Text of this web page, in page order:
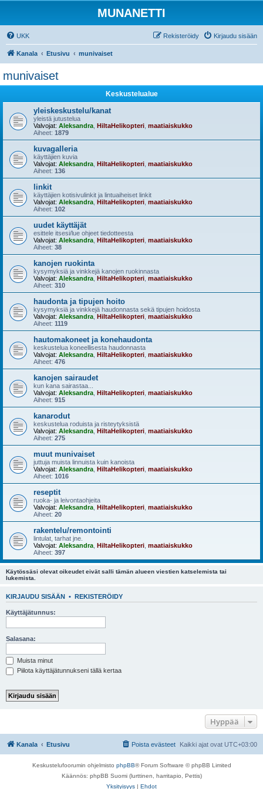
MUNANETTI
UKK Kirjaudu sisään
Rekisteröidy
Kanala Etusivu munivaiset
munivaiset
Keskustelualue
yleiskeskustelu/kanat
yleistä jutustelua
Valvojat: Aleksandra HiltaHelikopteri maatiaiskukko
Aiheet: 1879
kuvagalleria
käyttäjien kuvia
Valvojat: Aleksandra HiltaHelikopteri maatiaiskukko
Aiheet: 136
linkit
käyttäjien kotisivulinkit ja lintuaiheiset linkit
Valvojat: Aleksandra HiltaHelikopteri maatiaiskukko
Aiheet: 102
uudet käyttäjät
esittele itsesi/lue ohjeet tiedotteesta
Valvojat: Aleksandra HiltaHelikopteri maatiaiskukko
Aiheet: 38
kanojen ruokinta
kysymyksiä ja vinkkejä kanojen ruokinnasta
Valvojat: Aleksandra HiltaHelikopteri maatiaiskukko
Aiheet: 310
haudonta ja tipujen hoito
kysymyksiä ja vinkkejä haudonnasta sekä tipujen hoidosta
Valvojat: Aleksandra HiltaHelikopteri maatiaiskukko
Aiheet: 1119
hautomakoneet ja konehaudonta
keskustelua koneellisesta haudonnasta
Valvojat: Aleksandra HiltaHelikopteri maatiaiskukko
Aiheet: 476
kanojen sairaudet
kun kana sairastaa...
Valvojat: Aleksandra HiltaHelikopteri maatiaiskukko
Aiheet: 915
kanarodut
keskustelua roduista ja risteytyksistä
Valvojat: Aleksandra HiltaHelikopteri maatiaiskukko
Aiheet: 275
muut munivaiset
juttuja muista linnuista kuin kanoista
Valvojat: Aleksandra HiltaHelikopteri maatiaiskukko
Aiheet: 1016
reseptit
ruoka- ja leivontaohjeita
Valvojat: Aleksandra HiltaHelikopteri maatiaiskukko
Aiheet: 20
rakentelu/remontointi
lintulat, tarhat jne.
Valvojat: Aleksandra HiltaHelikopteri maatiaiskukko
Aiheet: 397
Käytössäsi olevat oikeudet eivät salli tämän alueen viestien katselemista tai
lukemista.
KIRJAUDU SISÄÄN • REKISTERÖIDY
Käyttäjätunnus:
Salasana:
Muista minut
Piilota käyttäjätunnukseni tällä kertaa
Hyppää
Kanala Etusivu Kaikki ajat ovat UTC+03:00
Poista evästeet
Keskustelufoorumin ohjelmisto phpBB® Forum Software © phpBB Limited
Käännös: phpBB Suomi (lurttinen, harritapio, Pettis)
Yksityisyys | Ehdot